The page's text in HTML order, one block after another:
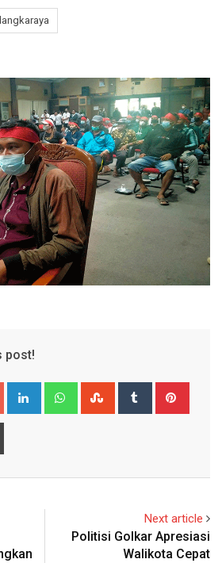
post!
Google+ LinkedIn WhatsappStumbleUpon
Tumblr
Next article
Politisi Golkar Apresiasi
Walikota Cepat